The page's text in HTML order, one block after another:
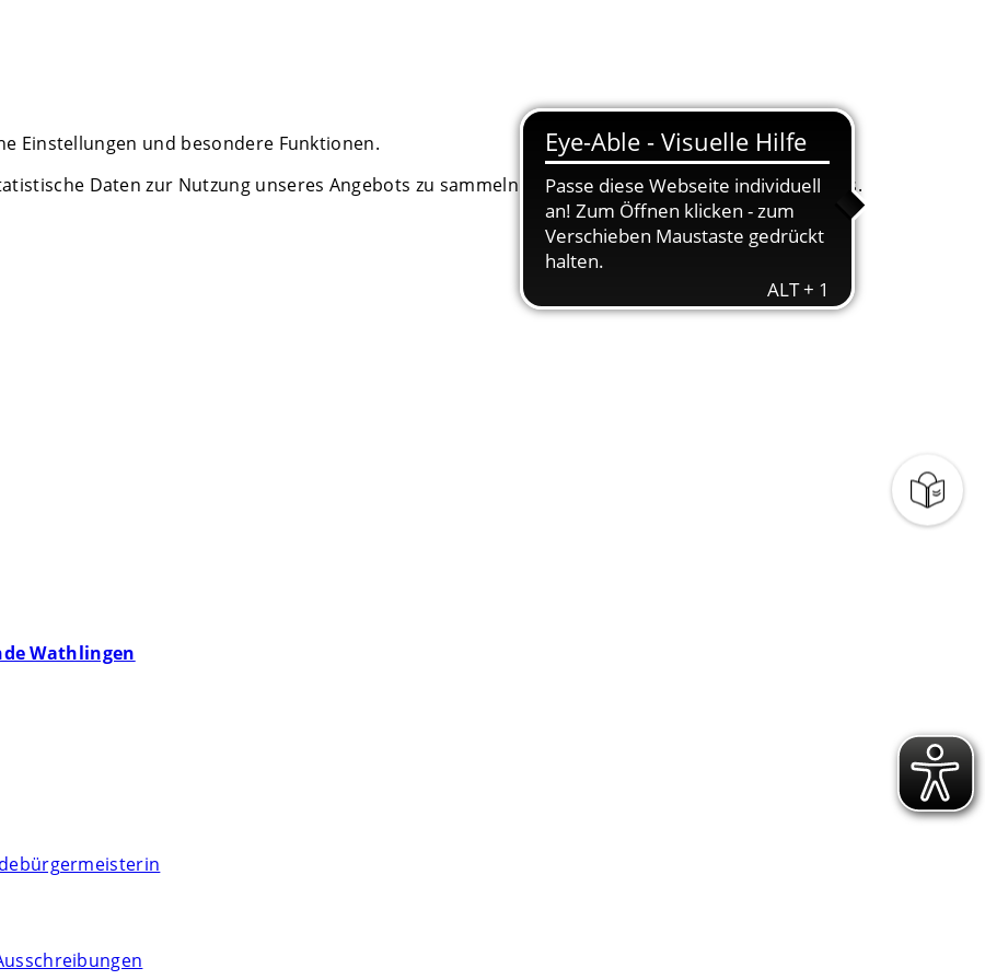
Einstellungen und besondere Funktionen.
Daten zur Nutzung unseres Angebots zu sammeln. Dafür bitten wir um Ihr Einverständnis.
Wathlingen